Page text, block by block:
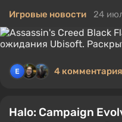
Игровые новости 24
4 комментария
Halo: Campaign